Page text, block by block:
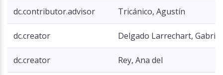
dc.contributor.advisor Tricánico, Agustín
dc.creator Delgado Larrechart,
dc.creator Rey, Ana del